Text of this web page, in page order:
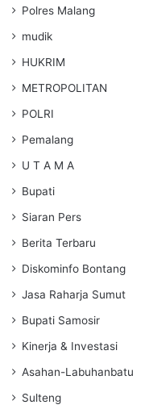
Polres Malang
mudik
HUKRIM
METROPOLITAN
POLRI
Pemalang
U T A M A
Bupati
Siaran Pers
Berita Terbaru
Diskominfo Bontang
Jasa Raharja Sumut
Bupati Samosir
Kinerja & Investasi
Asahan-Labuhanbatu
Sulteng